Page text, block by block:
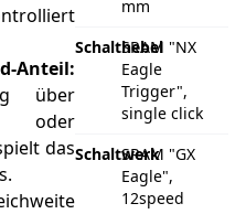
Anteil:
über
oder
das
mm
Schalthebel
SRAM "NX
Eagle
Trigger",
single click
SchaltwerkSRAM "GX
Eagle",
12speed